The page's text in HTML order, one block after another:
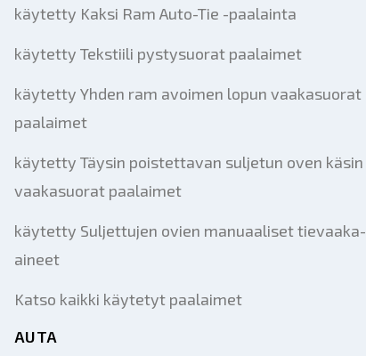
käytetty Kaksi Ram Auto-Tie -paalainta
käytetty Tekstiili pystysuorat paalaimet
käytetty Yhden ram avoimen lopun vaakasuorat
paalaimet
käytetty Täysin poistettavan suljetun oven käsin
vaakasuorat paalaimet
käytetty Suljettujen ovien manuaaliset tievaaka-
aineet
Katso kaikki käytetyt paalaimet
AUTA